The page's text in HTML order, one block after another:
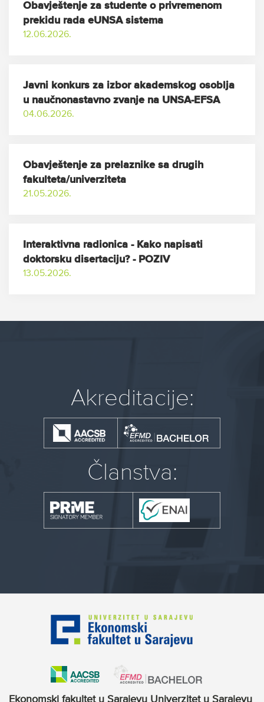
Obavještenje za studente o privremenom
prekidu rada eUNSA sistema
12.06.2026.
Javni konkurs za izbor akademskog osoblja
u naučnonastavno zvanje na UNSA-EFSA
04.06.2026.
Obavještenje za prelaznike sa drugih
fakulteta/univerziteta
21.05.2026.
Interaktivna radionica - Kako napisati
doktorsku disertaciju? - POZIV
13.05.2026.
Akreditacije:
Članstva:
Ekonomski fakultet u Sarajevu Univerzitet u Sarajevu